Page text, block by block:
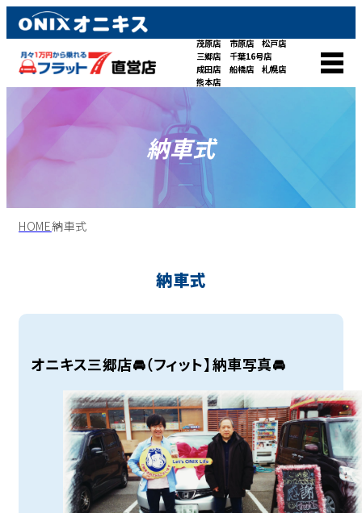
茂原店 市原店
松戸店
三郷店
千葉16号店
成田店
船橋店
札幌店
熊本店
納車式
HOME納車式
納車式
オニキス三郷店🚘（フィット】納車写真🚘